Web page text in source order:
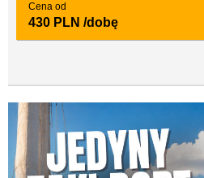
Cena od
430 PLN /dobę